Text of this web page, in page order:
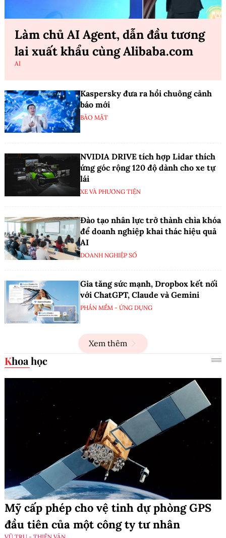
Làm chủ AI Agent, dẫn đầu tương
lai xuất khẩu cùng Alibaba.com
AI
Kaspersky đưa ra hồi chuông cảnh
báo mới
BẢO MẬT
NVIDIA DRIVE tích hợp Lidar thích
ứng góc rộng 120 độ dành cho xe tự
lái
XE VÀ PHƯƠNG TIỆN
Đào tạo nhân lực trở thành chìa khóa
để doanh nghiệp khai thác hiệu quả
AI
DOANH NGHIỆP SỐ
Gia tăng sức mạnh, Dropbox kết nối
với ChatGPT, Claude và Gemini
PHẦN MỀM - ỨNG DỤNG
Xem thêm
Khoa học
Mỹ cấp phép cho vệ tinh dự phòng GPS
đầu tiên của một công ty tư nhân